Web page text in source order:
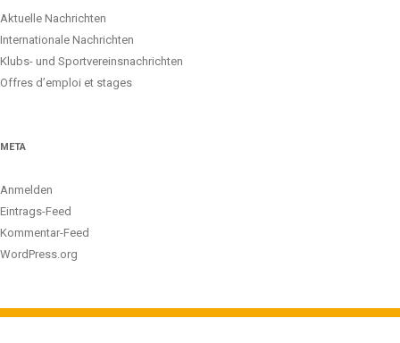
Aktuelle Nachrichten
Internationale Nachrichten
Klubs- und Sportvereinsnachrichten
Offres d’emploi et stages
META
Anmelden
Eintrags-Feed
Kommentar-Feed
WordPress.org